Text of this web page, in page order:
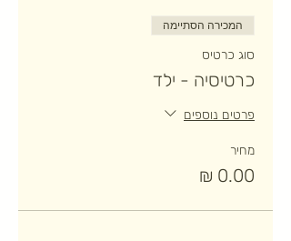
המכירה הסתיימה
סוג כרטיס
כרטיסיה - ילד
פרטים נוספים
מחיר